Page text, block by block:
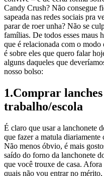
Candy Crush? Não consegue
sapeada nas redes sociais pra
parar de roer unha? Não se
famílias. De todos esses maus
que é relacionada com o
é sobre eles que quero falar
alguns daqueles que
nosso bolso:
1.Comprar
trabalho/escola
É claro que usar a lanchonete
que fazer a matula
Não menos óbvio, é mais
saído do forno da lanchonete
que você trouxe de casa.
quais não vou entrar no